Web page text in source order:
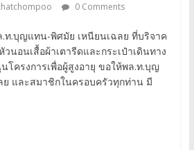
0 Comments
.บุญแทน-พิศมัย เหนียนเฉลย ที่บริจาค
อนเสื้อผ้าเตารีดและกระเป๋าเดินทาง
ครงการเพื่อผู้สูงอายุ ขอให้พล.ท.บุญ
และสมาชิกในครอบครัวทุกท่าน มี